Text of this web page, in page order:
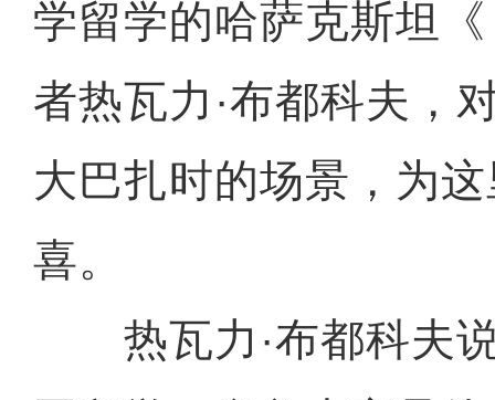
学留学的哈萨克斯坦
者热瓦力·布都科夫，
大巴扎时的场景，为
喜。
热瓦力·布都科夫说